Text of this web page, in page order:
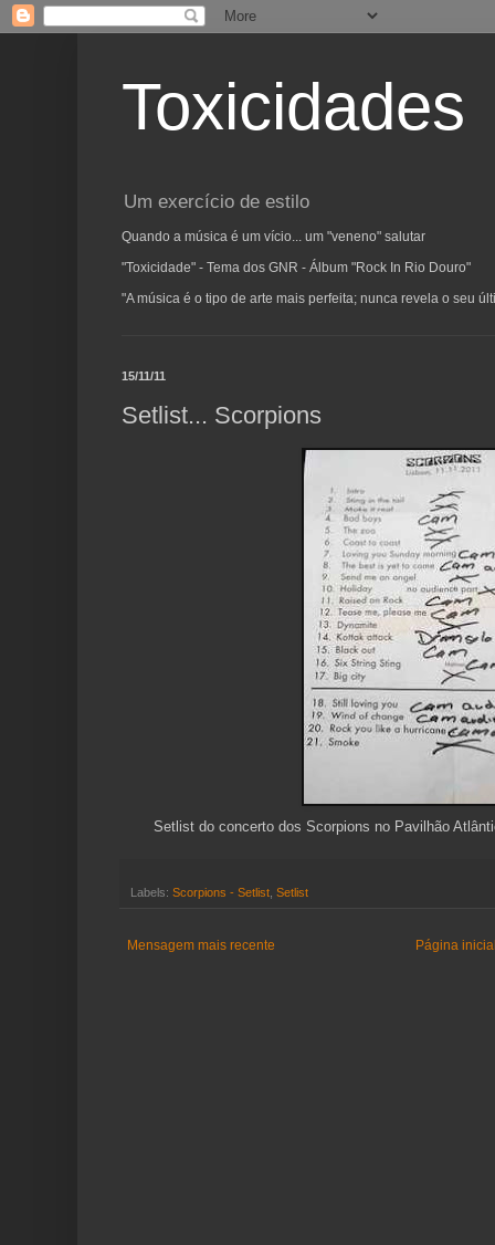
Toxicidades
Um exercício de estilo
Quando a música é um vício... um "veneno" salutar
"Toxicidade" - Tema dos GNR - Álbum "Rock In Rio Douro"
"A música é o tipo de arte mais perfeita; nunca revela o seu
15/11/11
Setlist... Scorpions
Setlist do concerto dos Scorpions no Pavilhão
Labels: Scorpions - Setlist Setlist
Mensagem mais recente Página